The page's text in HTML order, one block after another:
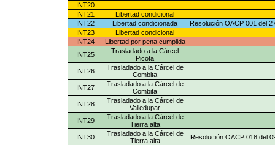
INT20
INT21
Libertad condicional
INT22
Libertad condicionada
Resolución OACP 001 del
INT23
Libertad condicional
INT24
Libertad por pena cumplida
INT25
Trasladado a la Cárcel
Picota
INT26
Trasladado a la Cárcel de
Combita
INT27
Trasladado a la Cárcel de
Combita
INT28
Trasladado a la Cárcel de
Valledupar
INT29
Trasladado a la Cárcel de
Tierra alta
INT30
Trasladado a la Cárcel de
Tierra alta
Resolución OACP 018 del